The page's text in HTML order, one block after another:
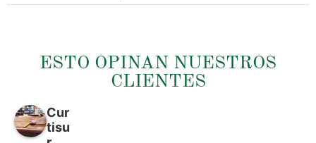
ESTO OPINAN NUESTROS
CLIENTES
Cur
tisu